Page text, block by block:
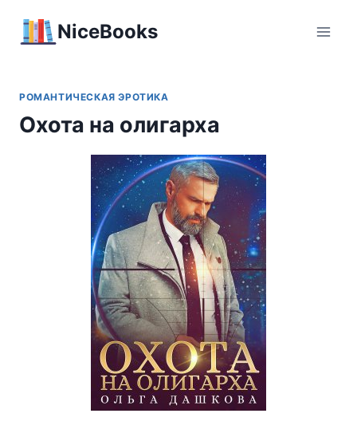
NiceBooks
РОМАНТИЧЕСКАЯ ЭРОТИКА
Охота на олигарха